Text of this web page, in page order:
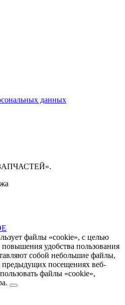
данных
файлы «cookie», с целью
удобства пользования
собой небольшие файлы,
посещениях веб-
файлы «cookie»,